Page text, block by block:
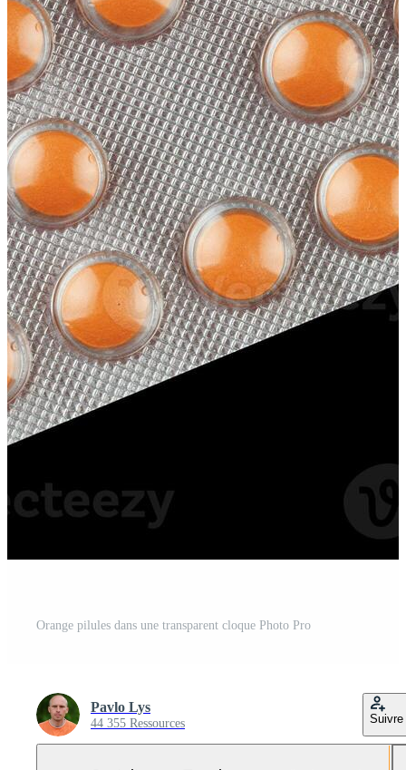
Orange pilules dans une transparent cloque Photo Pro
Pavlo Lys
44 355 Ressources Suivre